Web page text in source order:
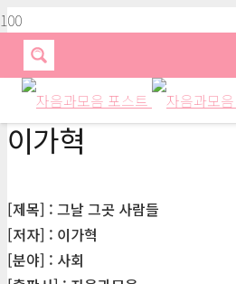
이가혁
[제목] : 그날 그곳 사람들
[저자] : 이가혁
[분야] : 사회